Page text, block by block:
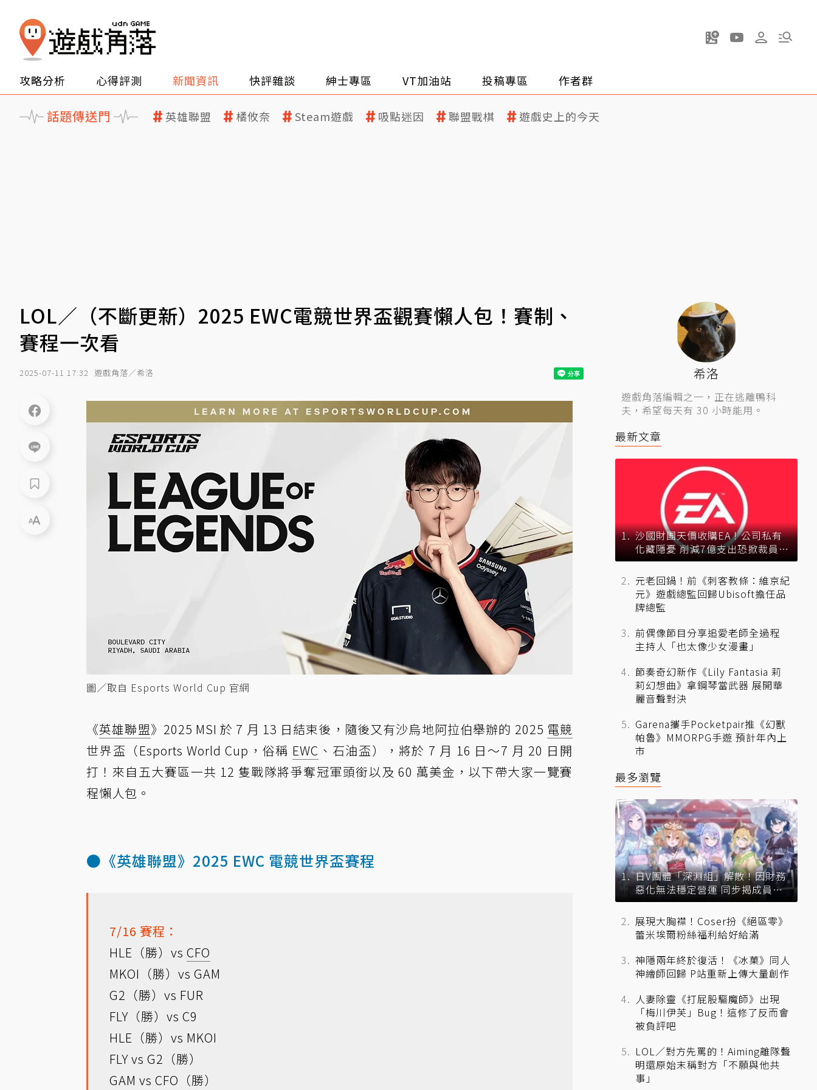
攻略分析 心得評測 新聞資訊 快評雜談 紳士專區 VT加油站 投稿專區 作者群
話題傳送門 英雄聯盟 橘攸奈 Steam遊戲 吸點迷因 聯盟戰棋 遊戲史上的今天
LOL／（不斷更新）2025 EWC電競世界盃觀賽懶人包！賽制、
賽程一次看
2025-07-11 17:32 遊戲角落／希洛
圖／取自 Esports World Cup 官網
《英雄聯盟》2025 MSI 於 7 月 13 日結束後，隨後又有沙烏地阿拉伯舉辦的 2025 電競
世界盃（Esports World Cup，俗稱 EWC 、石油盃），將於 7 月 16 日～7 月 20 日開
打！來自五大賽區一共 12 隻戰隊將爭奪冠軍頭銜以及 60 萬美金，以下帶大家一覽賽
程懶人包。
●《英雄聯盟》2025 EWC 電競世界盃賽程
7/16 賽程：
HLE（勝）vs CFO
MKOI（勝）vs GAM
G2（勝）vs FUR
FLY（勝）vs C9
HLE（勝）vs MKOI
FLY vs G2（勝）
GAM vs CFO（勝）
希洛
遊戲角落編輯之一，正在逃離鴨科
夫，希望每天有 30 小時能用。
最新文章
沙國財團天價收購EA！公司私有
化藏隱憂 削減7億支出恐掀裁員風
暴？
元老回鍋！前《刺客教條：維京紀
元》遊戲總監回歸Ubisoft擔任品
牌總監
前偶像節目分享追愛老師全過程
主持人「也太像少女漫畫」
節奏奇幻新作《Lily Fantasia 莉
莉幻想曲》拿鋼琴當武器 展開華
麗音聲對決
Garena攜手Pocketpair推《幻獸
帕魯》MMORPG手遊 預計年內上
市
最多瀏覽
日V團體「深淵組」解散！因財務
惡化無法穩定營運 同步揭成員未
來去向
展現大胸襟！Coser扮《絕區零》
蕾米埃爾粉絲福利給好給滿
神隱兩年終於復活！《冰菓》同人
神繪師回歸 P站重新上傳大量創作
人妻除靈《打屁股驅魔師》出現
「梅川伊芙」Bug！這修了反而會
被負評吧
LOL／對方先罵的！Aiming離隊聲
明還原始末稱對方「不願與他共
事」